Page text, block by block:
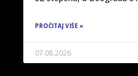
PROČITAJ VIŠE »
07.08.2026.